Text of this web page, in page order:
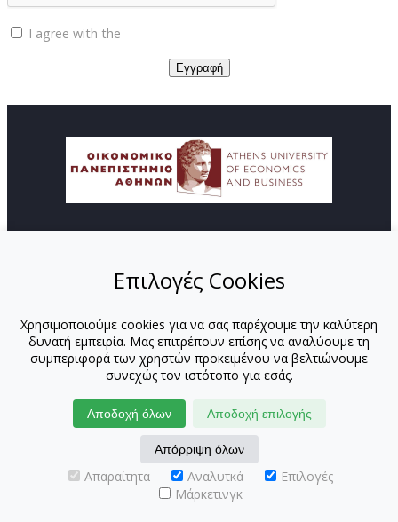
I agree with the
ΑΠΟΣΤΟΛΗ
ΠΡΟΓΡΑΜΜΑΤΑ
ΕΚΠΑΙΔΕΥΤΕΣ
ΕΚΠΑΙΔΕΥΤΕΣ-ΟΠΑ
ΕΚΠΑΙΔΕΥΤΕΣ-ΕΚΤΟΣ ΟΠΑ
ΕΝΔΟΕΤΑΙΡΙΚΑ
ΑΙΤΗΣΗ
Επιλογές Cookies
Χρησιμοποιούμε cookies για να σας παρέχουμε την καλύτερη
δυνατή εμπειρία. Μας επιτρέπουν επίσης να αναλύουμε τη
συμπεριφορά των χρηστών προκειμένου να βελτιώνουμε
συνεχώς τον ιστότοπο για εσάς.
Αποδοχή όλων Αποδοχή επιλογής
Απόρριψη όλων
Απαραίτητα Αναλυτκά
Επιλογές
Μάρκετινγκ